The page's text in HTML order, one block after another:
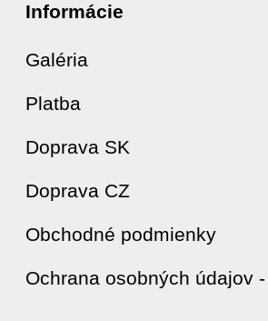
Informácie
Galéria
Platba
Doprava SK
Doprava CZ
Obchodné podmienky
Ochrana osobných údajov -